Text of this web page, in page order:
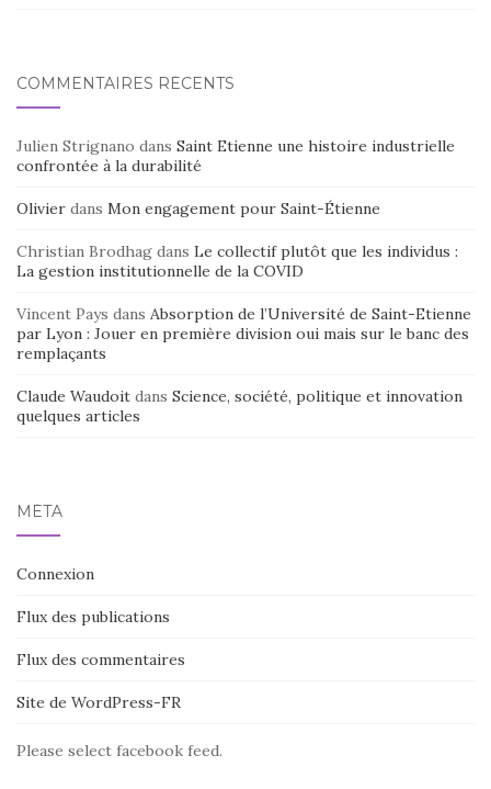
COMMENTAIRES RÉCENTS
Julien Strignano dans Saint Etienne une histoire industrielle
confrontée à la durabilité
Olivier dans Mon engagement pour Saint-Étienne
Christian Brodhag dans Le collectif plutôt que les individus :
La gestion institutionnelle de la COVID
Vincent Pays dans Absorption de l’Université de Saint-Etienne
par Lyon : Jouer en première division oui mais sur le banc des
remplaçants
Claude Waudoit dans Science, société, politique et innovation
quelques articles
MÉTA
Connexion
Flux des publications
Flux des commentaires
Site de WordPress-FR
Please select facebook feed.